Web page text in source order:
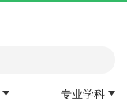
专业学科